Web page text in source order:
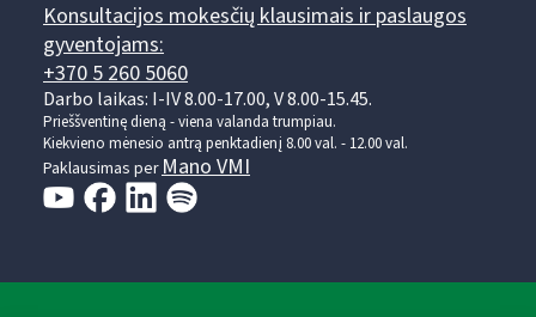
Konsultacijos mokesčių klausimais ir paslaugos
gyventojams:
+370 5 260 5060
Darbo laikas: I-IV 8.00-17.00, V 8.00-15.45.
Prieššventinę dieną - viena valanda trumpiau.
Kiekvieno mėnesio antrą penktadienį 8.00 val. - 12.00 val.
Paklausimas perMano VMI